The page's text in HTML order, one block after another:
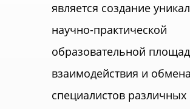
является создание
научно-практической
образовательной
взаимодействия и
специалистов различных